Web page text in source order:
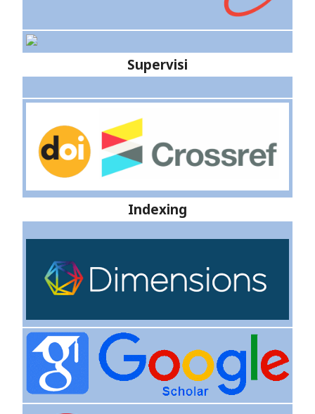
Supervisi
Indexing